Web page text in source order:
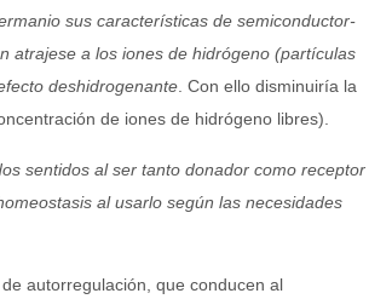
sus características de semiconductor-
atrajese a los iones de hidrógeno (partículas
deshidrogenante. Con ello disminuiría la
de iones de hidrógeno libres).
sentidos al ser tanto donador como receptor
al usarlo según las necesidades
autorregulación, que conducen al